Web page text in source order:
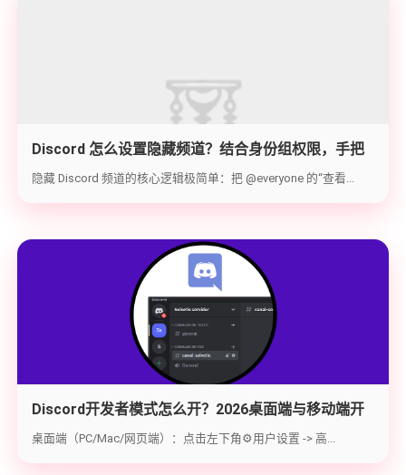
Discord 怎么设置隐藏频道？结合身份组权限，手把
手教你打造 100% 私密的专属频道
隐藏 Discord 频道的核心逻辑极简单：把 @everyone 的“查看...
Discord开发者模式怎么开？2026桌面端与移动端开
启教程与获取ID指南
桌面端（PC/Mac/网页端）：点击左下角⚙️用户设置 -> 高...